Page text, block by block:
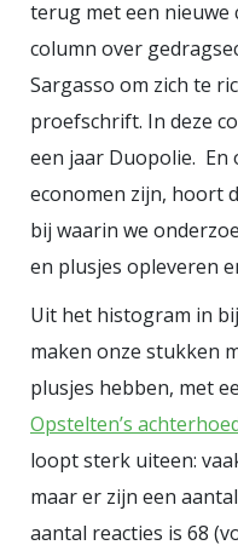
terug met een nieuwe
column over
Sargasso om zich te
proefschrift. In deze
een jaar Duopolie. En
economen zijn, hoort
bij waarin we
en plusjes opleveren
Uit het histogram in
maken onze stukken
plusjes hebben, met
Opstelten’s
loopt sterk uiteen:
maar er zijn een
aantal reacties is 68